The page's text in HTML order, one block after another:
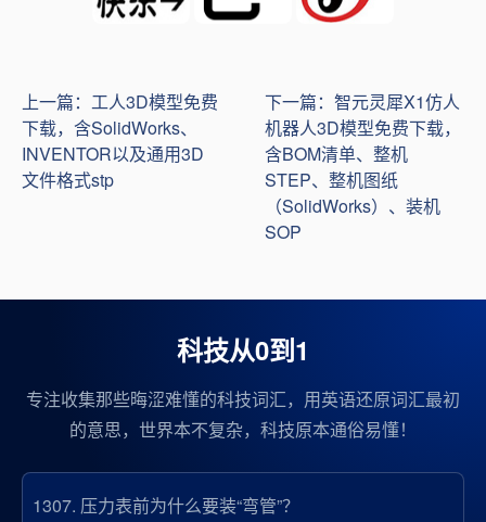
上一篇：工人3D模型免费
下载，含SolidWorks、
INVENTOR以及通用3D
文件格式stp
下一篇：智元灵犀X1仿人
机器人3D模型免费下载，
含BOM清单、整机
STEP、整机图纸
（SolidWorks）、装机
SOP
科技从0到1
专注收集那些晦涩难懂的科技词汇，用英语还原词汇最初
的意思，世界本不复杂，科技原本通俗易懂！
1307. 压力表前为什么要装“弯管”？